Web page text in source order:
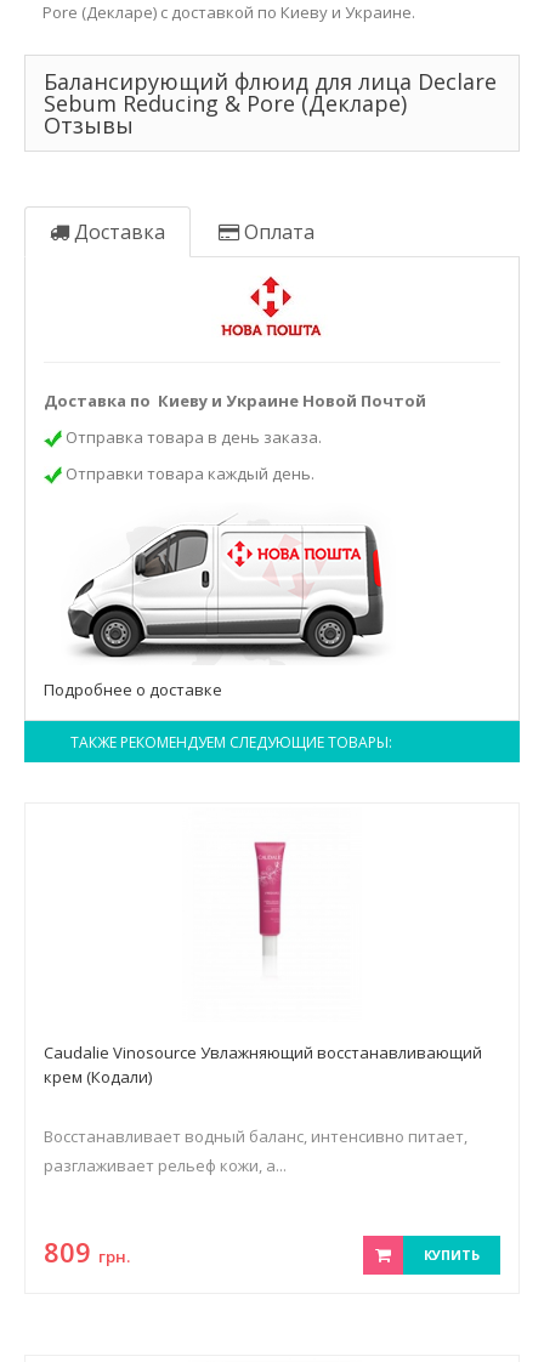
Pore (Декларе) с доставкой по Киеву и Украине.
Балансирующий флюид для лица Declare
Sebum Reducing & Pore (Декларе)
Отзывы
Доставка Оплата
Доставка по Киеву и Украине Новой Почтой
Отправка товара в день заказа.
Отправки товара каждый день.
Подробнее о доставке
ТАКЖЕ РЕКОМЕНДУЕМ СЛЕДУЮЩИЕ ТОВАРЫ:
Caudalie Vinosource Увлажняющий восстанавливающий
крем (Кодали)
Восстанавливает водный баланс, интенсивно питает,
разглаживает рельеф кожи, а...
809 грн. КУПИТЬ